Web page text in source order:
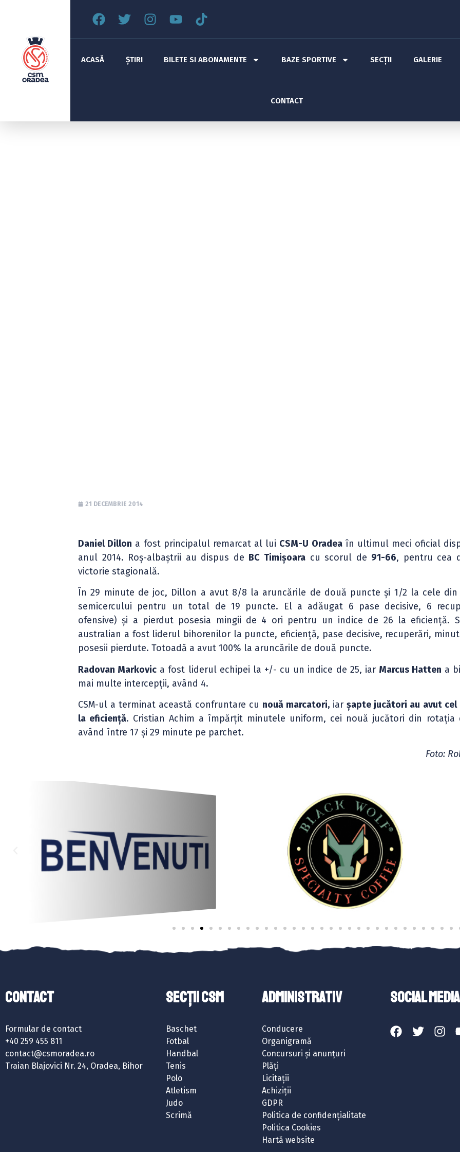
ACASĂ ȘTIRI BILETE SI ABONAMENTE BAZE SPORTIVE SECȚII GALERIE
CONTACT
21 DECEMBRIE 2014
Daniel Dillon a fost principalul remarcat al lui CSM-U Oradeaîn ultimul meci oficial
anul 2014. Roș-albaștrii au dispus de BC Timișoara cu scorul de 91-66, pentru cea
victorie stagională.
În 29 minute de joc, Dillon a avut 8/8 la aruncările de două puncte și 1/2 la cele
semicercului pentru un total de 19 puncte. El a adăugat 6 pase decisive, 6
ofensive) și a pierdut posesia mingii de 4 ori pentru un indice de 26 la eficiență.
australian a fost liderul bihorenilor la puncte, eficiență, pase decisive, recuperări,
posesii pierdute. Totoadă a avut 100% la aruncările de două puncte.
Radovan Markovic a fost liderul echipei la +/- cu un indice de 25, iar Marcus Hatten a
mai multe intercepții, având 4.
CSM-ul a terminat această confruntare cu nouă marcatori, iarșapte jucători au avut cel
la eficiență. Cristian Achim a împărțit minutele uniform, cei nouă jucători din rotația
având între 17 și 29 minute pe parchet.
Foto:
Contact
Formular de contact
+40 259 455 811
contact@csmoradea.ro
Traian Blajovici Nr. 24, Oradea, Bihor
SECȚII CSM
Baschet
Fotbal
Handbal
Tenis
Polo
Atletism
Judo
Scrimă
ADMINISTRATIV
Conducere
Organigramă
Concursuri și anunțuri
Plăți
Licitații
Achiziții
GDPR
Politica de confidențialitate
Politica Cookies
Hartă website
SOCIAL MEDIA